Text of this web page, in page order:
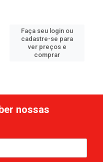
Faça seu login ou
cadastre-se para
ver preços e
comprar
nossas